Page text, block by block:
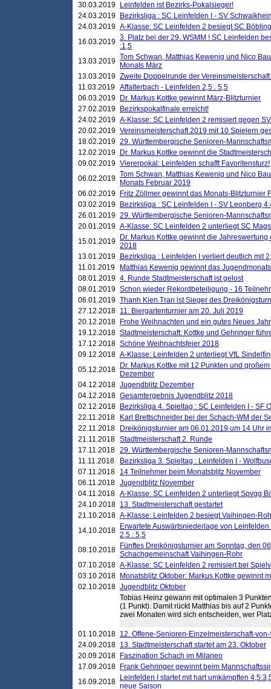
30.03.2019
Leinfelden ist Bezirks-Pokalsieger!
24.03.2019
Bezirksliga : SC Leinfelden I - SV
24.03.2019 A-Klasse: SC Leinfelden 2 besiegt SC
16.03.2019 3. Platz bei der 29. WSMM ! SC Leinfelden
:1,5
13.03.2019 Tom Schwan, Matthias Kewenig und Nico
Monats März
13.03.2019 Zweite Doppelrunde der
11.03.2019 Affalterbach - Leinfelden 2,5 . 5,5
06.03.2019
Dr. Markus Kottke gewinnt März-Blitzturnier
27.02.2019
Bezirkspokalfinale erreicht!
24.02.2019 A-Klasse: SC Leinfelden 2 remisiert gegen
20.02.2019 Vereinsmeisterschaft 2019 mit 10 Spielern
18.02.2019 29. Württembergische Senioren-
12.02.2019
Dr. Markus Kottke gewinnt die
09.02.2019 Viererpokal: Leinfelden schafft Favoritensturz!
06.02.2019 Tom Schwan, Matthias Kewenig und Nico
Monats Februar 2019
06.02.2019
Fritz Zöllmer gewinnt das Monats-Blitzturnier
03.02.2019
Bezirksliga : SC Leinfelden I - SV Leonberg
26.01.2019 29. Württembergische Senioren-
20.01.2019 A-Klasse: SC Leinfelden 2 unterliegt SC
15.01.2019
Dr. Markus Kottke gewinnt die
2018
13.01.2019
Bezirksliga : Leinfelden I verliert deutlich mit
11.01.2019
Matthias Kewenig gewinnt das
08.01.2019 4. Runde Stadtmeisterschaft ist gelost
08.01.2019 Schon wieder Rekordbeteiligung - 16
06.01.2019 Thanh Kien Tran ist Sieger des
27.12.2018 11. Biergartenturnier am 20. Juli 2019
20.12.2018
Frohe Weihnachten und ein gutes Neues
19.12.2018 Stadtmeisterschaft: Kottke und Gehringer
17.12.2018 Schöne Weihnachtsfeier 2018
09.12.2018 A-Klasse: Leinfelden 2 unterliegt VfL
05.12.2018
Dr. Markus Kottke mit 12 Punkten und
Dezember
04.12.2018 Jugendblitz Dezember
04.12.2018 Gesamtergebnis Jugendblitz 2018
02.12.2018
Bezirksliga 4. Spieltag : SC Leinfelden I - SF
22.11.2018
Karl Brettschneider bei der Schach-WM der
22.11.2018
Dreikönigsturnier am 06.01.2019 um 14 Uhr
21.11.2018 Stadtmeisterschaft 2. Runde
17.11.2018 29. Württembergische Senioren-
11.11.2018
Bezirksliga 3. Spieltag : Leinfelden I -
07.11.2018
14 Teilnehmer beim Monatsblitz November
06.11.2018 Jugendblitz November
04.11.2018 A-Klasse: SC Leinfelden 2 unterliegt Spvgg
24.10.2018 13. Stadtmeisterschaft gestartet
21.10.2018 A-Klasse: Leinfelden 2 besiegt Vaihingen-
14.10.2018
Erwartete Auswärtsniederlage von
2,5 : 5,5
08.10.2018
Fünftes Dreikönigsturnier am Sonntag, den
Schachgemeinschaft Vaihingen-Rohr
07.10.2018 A-Klasse: SC Leinfelden 2 remisiert bei
03.10.2018
Monatsblitz Oktober: Markus Kottke gewinnt
02.10.2018 Jugendblitz Oktober
Tobias Heinz gewann mit optimalen 3
(1 Punkt). Damit rückt Matthias bis auf 2
zwei Monaten wird sich entscheiden, wer
01.10.2018 12. Offene-Senioren-Einzelmeisterschaft-
24.09.2018 13. Stadtmeisterschaft startet am 23. Oktober
20.09.2018
Faszination Schach im Milaneo
17.09.2018
Frank Gehringer gewinnt beim
16.09.2018
Leinfelden I startet mit hart umkämpften
neue Saison